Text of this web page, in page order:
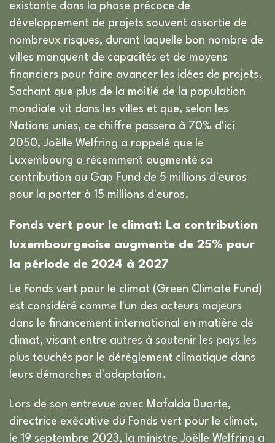
existante dans la phase précoce de
développement de projets souvent assortie de
nombreux risques, durant laquelle bon nombre de
villes manquent de capacités et de moyens
financiers pour faire avancer les idées de projets.
Sachant que plus de la moitié de la population
mondiale vit dans les villes et que, selon les
Nations unies, ce chiffre passera à 70% d'ici
2050, Joëlle Welfring a rappelé que le
Luxembourg a récemment augmenté sa
contribution au Gap Fund de 5 millions d'euros
pour la porter à 15 millions d'euros.
Fonds vert pour le climat: La contribution
luxembourgeoise augmente de 25% pour
la période de 2024 à 2027
Le Fonds vert pour le climat (Green Climate Fund)
est considéré comme l'un des acteurs majeurs
dans le financement international en matière de
climat, visant entre autres à soutenir les pays les
plus touchés par le dérèglement climatique dans
leurs démarches d'adaptation.
Lors de son entrevue avec Mafalda Duarte,
directrice exécutive du Fonds vert pour le climat,
le 19 septembre 2023, la ministre Joëlle Welfring a